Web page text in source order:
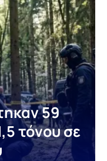
59
τόνου σε